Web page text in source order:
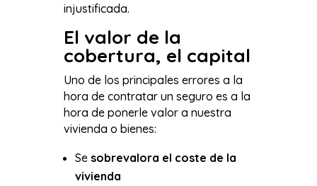
injustificada.
El valor de la
cobertura, el capital
Uno de los principales errores a la
hora de contratar un seguro es a la
hora de ponerle valor a nuestra
vivienda o bienes:
Se sobrevalora el coste de la
vivienda